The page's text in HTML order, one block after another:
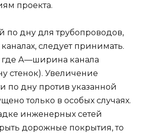
проекта.
по дну для трубопроводов,
следует принимать.
где А—ширина канала
стенок). Увеличение
дну против указанной
только в особых случаях.
инженерных сетей
дорожные покрытия, то